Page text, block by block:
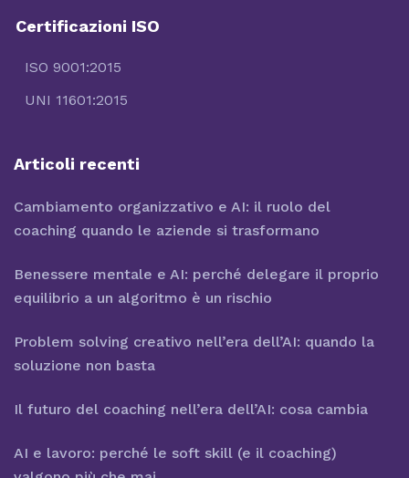
Certificazioni ISO
ISO 9001:2015
UNI 11601:2015
Articoli recenti
Cambiamento organizzativo e AI: il ruolo del
coaching quando le aziende si trasformano
Benessere mentale e AI: perché delegare il proprio
equilibrio a un algoritmo è un rischio
Problem solving creativo nell’era dell’AI: quando la
soluzione non basta
Il futuro del coaching nell’era dell’AI: cosa cambia
AI e lavoro: perché le soft skill (e il coaching)